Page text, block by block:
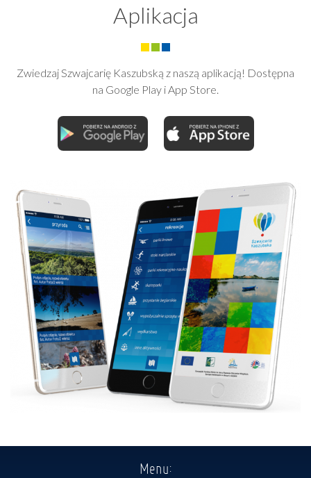
Aplikacja
Zwiedzaj Szwajcarię Kaszubską z naszą aplikacją! Dostępna
na Google Play i App Store.
Menu: